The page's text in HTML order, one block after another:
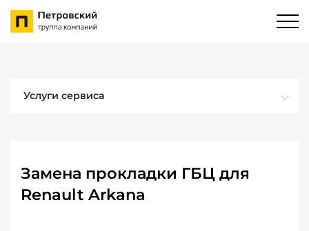
Услуги сервиса
Замена прокладки ГБЦ для
Renault Arkana